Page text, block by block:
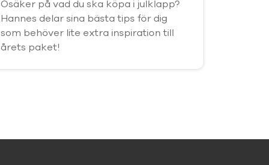
Osäker på vad du ska köpa i julklapp?
Hannes delar sina bästa tips för dig
som behöver lite extra inspiration till
årets paket!